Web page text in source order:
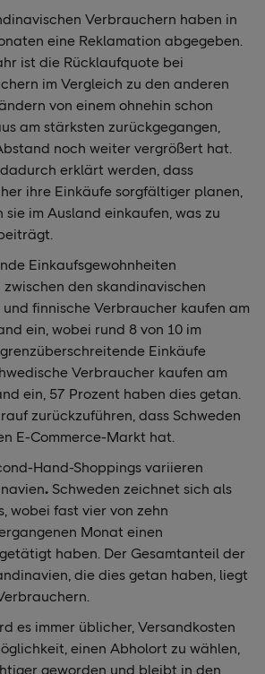
Verbrauchern haben in
eine Reklamation abgegeben.
ist die Rücklaufquote bei
im Vergleich zu den anderen
von einem ohnehin schon
am stärksten zurückgegangen,
noch weiter vergrößert hat.
dadurch erklärt werden, dass
ihre Einkäufe sorgfältiger planen,
sie im Ausland einkaufen, was zu
Einkaufsgewohnheiten
den skandinavischen
finnische Verbraucher kaufen am
ein, wobei rund 8 von 10 im
Einkäufe
Verbraucher kaufen am
ein, 57 Prozent haben dies getan.
zurückzuführen, dass Schweden
E-Commerce-Markt hat.
Hand-Shoppings variieren
. Schweden zeichnet sich als
wobei fast vier von zehn
Monat einen
haben. Der Gesamtanteil der
die dies getan haben, liegt
es immer üblicher, Versandkosten
einen Abholort zu wählen,
geworden und bleibt in den